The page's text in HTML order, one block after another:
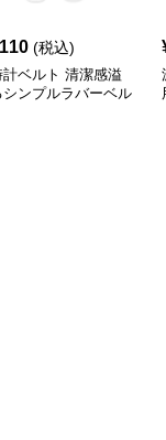
(税込)
計ベルト 清潔感溢
シンプルラバーベル